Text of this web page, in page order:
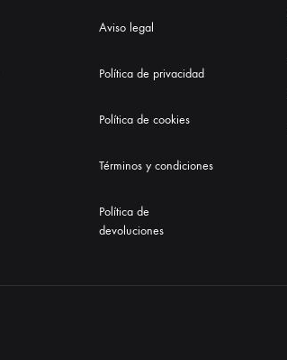
Aviso legal
Política de privacidad
Política de cookies
Términos y condiciones
Política de
devoluciones